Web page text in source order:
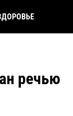
речью